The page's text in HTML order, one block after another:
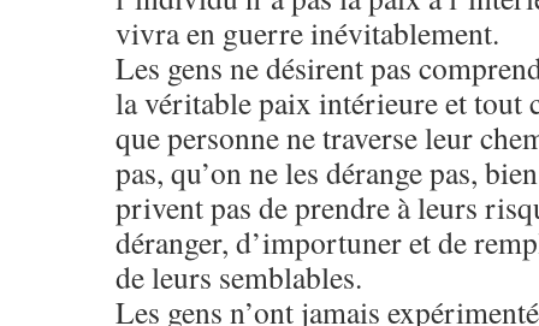
vivra en guerre inévitablement.
Les gens ne désirent pas
la véritable paix intérieure et tout
que personne ne traverse leur
pas, qu’on ne les dérange pas,
privent pas de prendre à leurs
déranger, d’importuner et de
de leurs semblables.
Les gens n’ont jamais